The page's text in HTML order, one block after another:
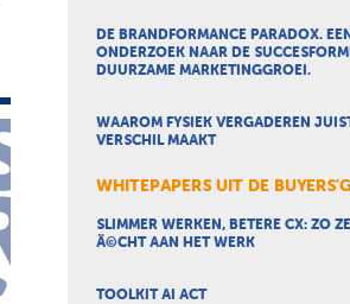
DE BRANDFORMANCE PARADOX.
ONDERZOEK NAAR DE
DUURZAME MARKETINGGROEI.
WAAROM FYSIEK VERGADEREN
VERSCHIL MAAKT
WHITEPAPERS UIT DE
SLIMMER WERKEN, BETERE CX: ZO
Ã©CHT AAN HET WERK
TOOLKIT AI ACT